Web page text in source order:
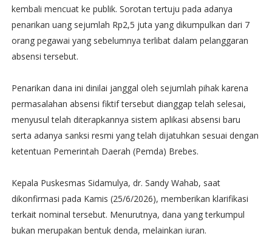
kembali mencuat ke publik. Sorotan tertuju pada adanya
penarikan uang sejumlah Rp2,5 juta yang dikumpulkan dari 7
orang pegawai yang sebelumnya terlibat dalam pelanggaran
absensi tersebut.
​Penarikan dana ini dinilai janggal oleh sejumlah pihak karena
permasalahan absensi fiktif tersebut dianggap telah selesai,
menyusul telah diterapkannya sistem aplikasi absensi baru
serta adanya sanksi resmi yang telah dijatuhkan sesuai dengan
ketentuan Pemerintah Daerah (Pemda) Brebes.
​​Kepala Puskesmas Sidamulya, dr. Sandy Wahab, saat
dikonfirmasi pada Kamis (25/6/2026), memberikan klarifikasi
terkait nominal tersebut. Menurutnya, dana yang terkumpul
bukan merupakan bentuk denda, melainkan iuran.